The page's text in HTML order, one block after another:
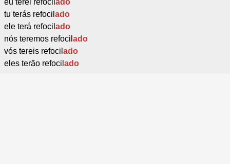
eu terei refocil ado
tu terás refocil ado
ele terá refocil ado
nós teremos refocil ado
vós tereis refocil ado
eles terão refocil ado